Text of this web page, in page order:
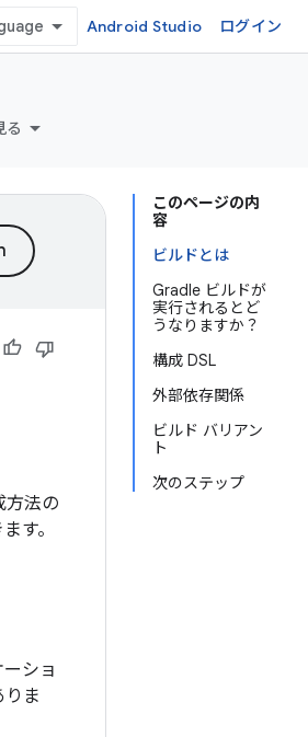
Android Studio ログイン
る
このページの内
容
ビルドとは
Gradle ビルドが
実行されるとど
うなりますか？
構成 DSL
外部依存関係
ビルド バリアン
ト
次のステップ
方法の
す。
ショ
ま